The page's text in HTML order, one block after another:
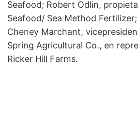
Seafood; Robert Odlin,
Seafood/ Sea Method
Cheney Marchant,
Spring Agricultural Co., en
Ricker Hill Farms.